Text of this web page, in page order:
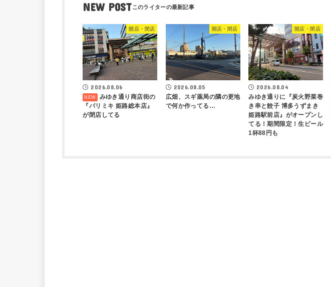
NEW POST
開店・閉店
2026.08.06
みゆき通り商店街の
『パリミキ 姫路総本店』
が閉店してる
開店・閉店
2026.08.05
広畑、スギ薬局の隣の更地
で何か作ってる…
開店・閉店
2026.08.04
みゆき通りに『炭火野菜巻
き串と餃子 博多うずまき
姫路駅前店』がオープンし
てる！期間限定！生ビール
1杯88円も